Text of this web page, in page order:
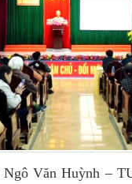
Văn Huỳnh –